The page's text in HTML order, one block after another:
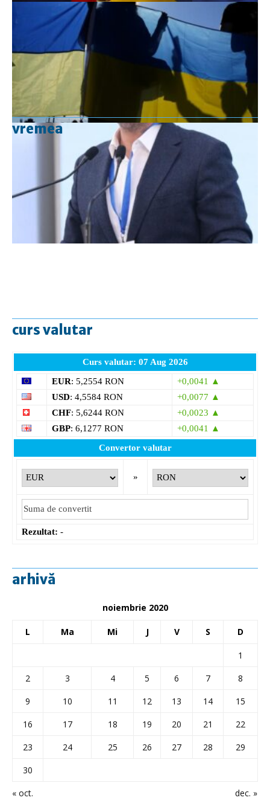
vremea
curs valutar
Curs valutar: 07 Aug 2026
EUR: 5,2554 RON
+0,0041 ▲
USD: 4,5584 RON
+0,0077 ▲
CHF: 5,6244 RON
+0,0023 ▲
GBP: 6,1277 RON
+0,0041 ▲
Convertor valutar
»
Rezultat: -
arhivă
noiembrie 2020
L Ma Mi J V S D
« oct. dec. »
1
2
3 4 5 6 7
8
9
10 11 12 13 14
15
16
17 18 19 20 21
22
23
24 25 26 27 28
29
30